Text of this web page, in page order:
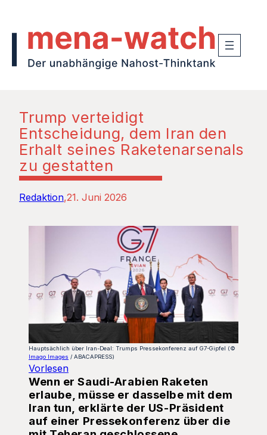
Trump verteidigt
Entscheidung, dem Iran den
Erhalt seines Raketenarsenals
zu gestatten
Redaktion 21. Juni 2026
Hauptsächlich über Iran-Deal: Trumps Pressekonferenz auf G7-Gipfel (©
Imago Images / ABACAPRESS)
Vorlesen
Wenn er Saudi-Arabien Raketen
erlaube, müsse er dasselbe mit dem
Iran tun, erklärte der US-Präsident
auf einer Pressekonferenz über die